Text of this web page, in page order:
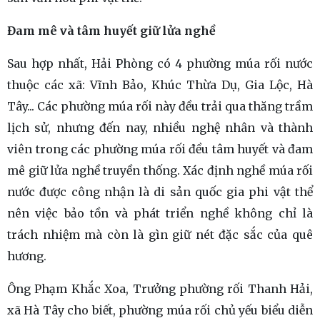
Đam mê và tâm huyết giữ lửa nghề
Sau hợp nhất, Hải Phòng có 4 phường múa rối nước
thuộc các xã: Vĩnh Bảo, Khúc Thừa Dụ, Gia Lộc, Hà
Tây... Các phường múa rối này đều trải qua thăng trầm
lịch sử, nhưng đến nay, nhiều nghệ nhân và thành
viên trong các phường múa rối đều tâm huyết và đam
mê giữ lửa nghề truyền thống. Xác định nghề múa rối
nước được công nhận là di sản quốc gia phi vật thể
nên việc bảo tồn và phát triển nghề không chỉ là
trách nhiệm mà còn là gìn giữ nét đặc sắc của quê
hương.
Ông Phạm Khắc Xoa, Trưởng phường rối Thanh Hải,
xã Hà Tây cho biết, phường múa rối chủ yếu biểu diễn